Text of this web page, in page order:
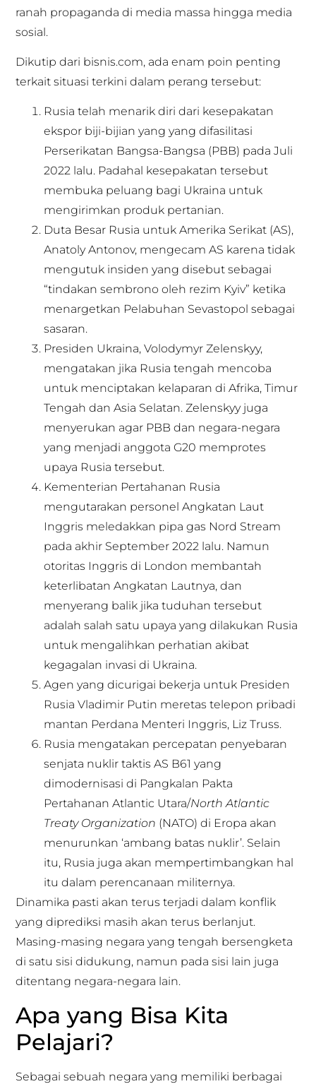
ranah propaganda di media massa hingga media
sosial.
Dikutip dari bisnis.com, ada enam poin penting
terkait situasi terkini dalam perang tersebut:
Rusia telah menarik diri dari kesepakatan
ekspor biji-bijian yang yang difasilitasi
Perserikatan Bangsa-Bangsa (PBB) pada Juli
2022 lalu. Padahal kesepakatan tersebut
membuka peluang bagi Ukraina untuk
mengirimkan produk pertanian.
Duta Besar Rusia untuk Amerika Serikat (AS),
Anatoly Antonov, mengecam AS karena tidak
mengutuk insiden yang disebut sebagai
“tindakan sembrono oleh rezim Kyiv” ketika
menargetkan Pelabuhan Sevastopol sebagai
sasaran.
Presiden Ukraina, Volodymyr Zelenskyy,
mengatakan jika Rusia tengah mencoba
untuk menciptakan kelaparan di Afrika, Timur
Tengah dan Asia Selatan. Zelenskyy juga
menyerukan agar PBB dan negara-negara
yang menjadi anggota G20 memprotes
upaya Rusia tersebut.
Kementerian Pertahanan Rusia
mengutarakan personel Angkatan Laut
Inggris meledakkan pipa gas Nord Stream
pada akhir September 2022 lalu. Namun
otoritas Inggris di London membantah
keterlibatan Angkatan Lautnya, dan
menyerang balik jika tuduhan tersebut
adalah salah satu upaya yang dilakukan Rusia
untuk mengalihkan perhatian akibat
kegagalan invasi di Ukraina.
Agen yang dicurigai bekerja untuk Presiden
Rusia Vladimir Putin meretas telepon pribadi
mantan Perdana Menteri Inggris, Liz Truss.
Rusia mengatakan percepatan penyebaran
senjata nuklir taktis AS B61 yang
dimodernisasi di Pangkalan Pakta
Pertahanan Atlantic Utara/North Atlantic
Treaty Organization (NATO) di Eropa akan
menurunkan ‘ambang batas nuklir’. Selain
itu, Rusia juga akan mempertimbangkan hal
itu dalam perencanaan militernya.
Dinamika pasti akan terus terjadi dalam konflik
yang diprediksi masih akan terus berlanjut.
Masing-masing negara yang tengah bersengketa
di satu sisi didukung, namun pada sisi lain juga
ditentang negara-negara lain.
Apa yang Bisa Kita
Pelajari?
Sebagai sebuah negara yang memiliki berbagai